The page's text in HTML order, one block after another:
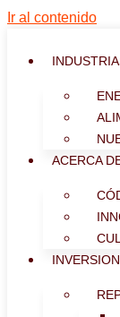
Ir al contenido
ACERCA